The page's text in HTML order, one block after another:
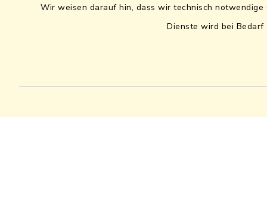
Wir weisen darauf hin, dass wir technisch
Dienste wird bei